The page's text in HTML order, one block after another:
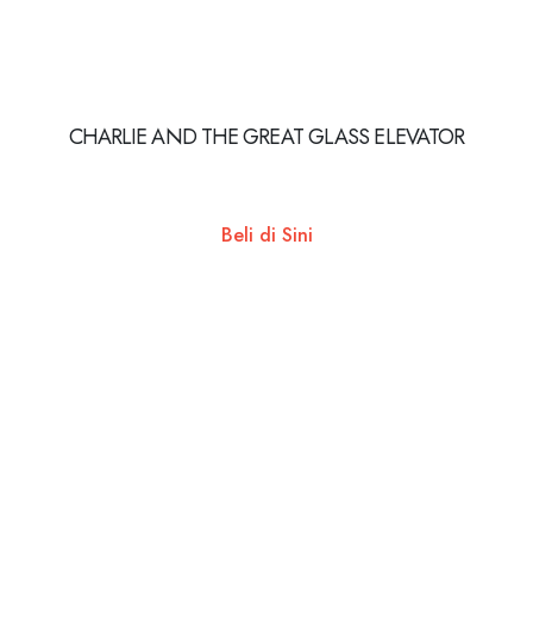
CHARLIE AND THE GREAT GLASS ELEVATOR
Beli di Sini